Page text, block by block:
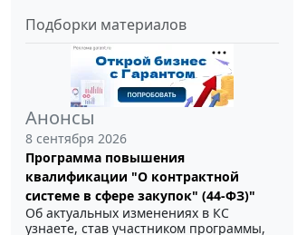
Подборки материалов
Анонсы
8 сентября 2026
Программа повышения
квалификации "О контрактной
системе в сфере закупок" (44-ФЗ)"
Об актуальных изменениях в КС
узнаете, став участником программы,